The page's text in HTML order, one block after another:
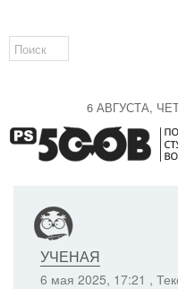
6 АВГУСТА,
6 мая 2025, 17:21 ,
УЧЕНАЯ